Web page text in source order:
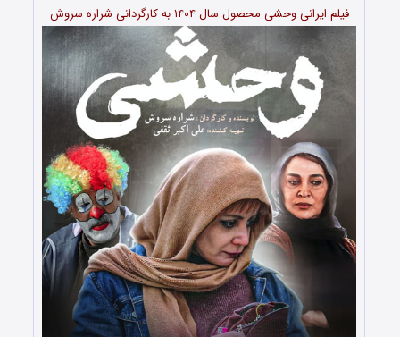
فیلم ایرانی وحشی محصول سال ۱۴۰۴ به کارگردانی شراره سروش